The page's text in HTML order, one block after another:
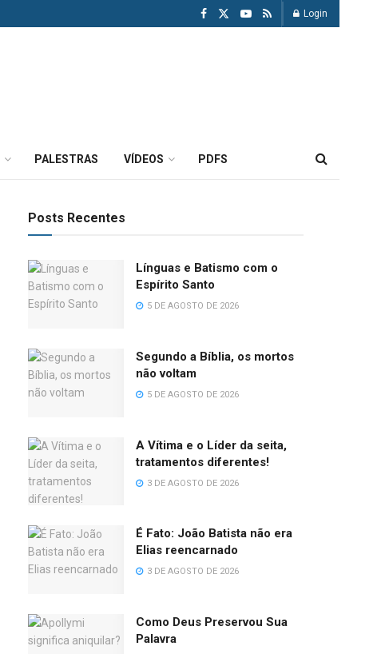
Login
PALESTRAS VÍDEOS PDFS
Posts Recentes
Línguas e Batismo com o
Espírito Santo
5 DE AGOSTO DE 2026
Segundo a Bíblia, os mortos
não voltam
5 DE AGOSTO DE 2026
A Vítima e o Líder da seita,
tratamentos diferentes!
3 DE AGOSTO DE 2026
É Fato: João Batista não era
Elias reencarnado
3 DE AGOSTO DE 2026
Como Deus Preservou Sua
Palavra